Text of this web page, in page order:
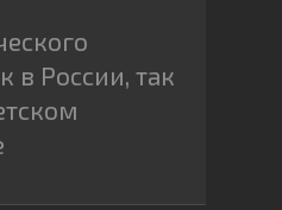
в России, так